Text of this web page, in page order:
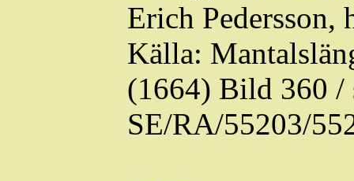
Erich Pedersson,
Källa:
(1664) Bild 360 /
SE/RA/55203/